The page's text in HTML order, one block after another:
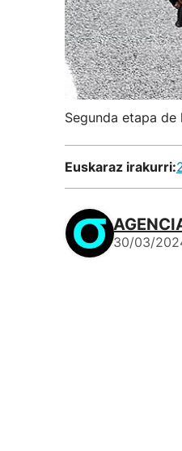
Segunda etapa de
Euskaraz irakurri:
30/03/